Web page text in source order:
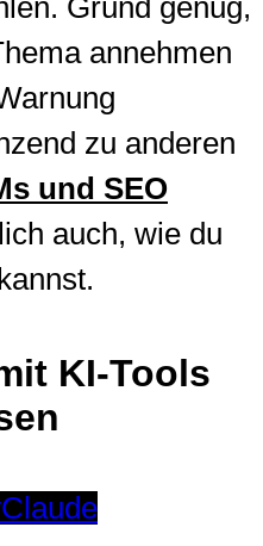
Grund genug,
annehmen
zu anderen
und SEO
auch, wie du
KI-Tools
Claude